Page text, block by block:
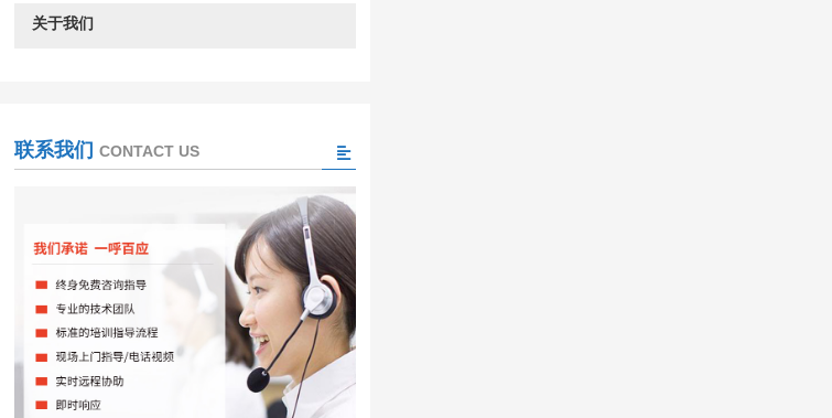
关于我们
联系我们 CONTACT US